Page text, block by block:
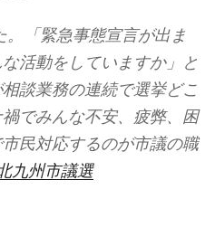
。「緊急事態宣言が出ま
活動をしていますか」と
談業務の連続で選挙どこ
でみんな不安、疲弊、困
民対応するのが市議の職
九州市議選